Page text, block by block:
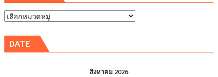
หัวข้อ
DATE
สิงหาคม 2026